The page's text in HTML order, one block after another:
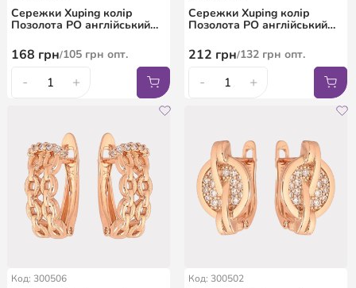
Сережки Xuping колір
Позолота РО англійський
кристалами"
168 грн/105 грн опт.
- +
Сережки Xuping колір
Позолота РО англійський
кристалами"
212 грн/132 грн опт.
- +
Код: 300506 Код: 300502